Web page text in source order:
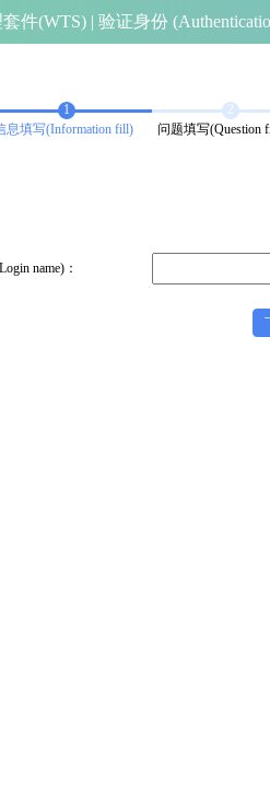
件(WTS) | 验证身份
1
息填写(Information fill)
2
问题填写(Question
name)：